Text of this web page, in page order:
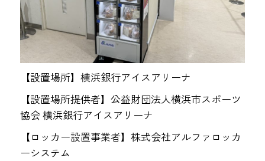
【設置場所】横浜銀行アイスアリーナ
【設置場所提供者】公益財団法人横浜市スポーツ
協会 横浜銀行アイスアリーナ
【ロッカー設置事業者】株式会社アルファロッカ
ーシステム